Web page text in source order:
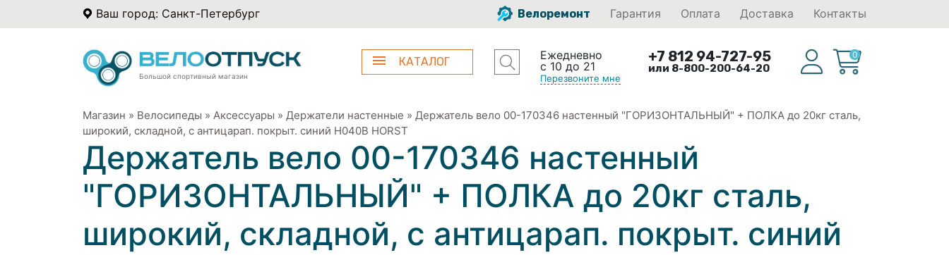
Ваш город: Санкт-Петербург Велоремонт Гарантия Оплата Доставка Контакты
Большой спортивный магазин
КАТАЛОГ
Ежедневно
с 10 до 21
Перезвоните мне
+7 812 94-727-95
или 8-800-200-64-20
0
Магазин » Велосипеды » Аксессуары » Держатели настенные » Держатель вело 00-170346 настенный "ГОРИЗОНТАЛЬНЫЙ" + ПОЛКА до 20кг сталь,
широкий, складной, с антицарап. покрыт. синий H040B HORST
Держатель вело 00-170346 настенный
"ГОРИЗОНТАЛЬНЫЙ" + ПОЛКА до 20кг сталь,
широкий, складной, с антицарап. покрыт. синий